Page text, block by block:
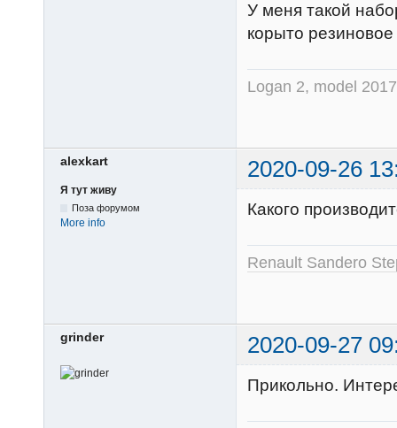
У меня такой
корыто
Logan 2, model
alexkart 2020-09-26
Я тут живу
Поза форумом
More info
Какого
Renault Sandero
grinder 2020-09-27
Прикольно.